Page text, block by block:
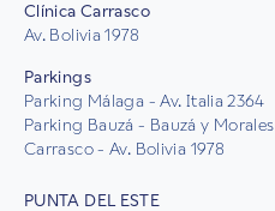
Clínica Carrasco
Av. Bolivia 1978
Parkings
Parking Málaga - Av. Italia 2364
Parking Bauzá - Bauzá y Morales
Carrasco - Av. Bolivia 1978
PUNTA DEL ESTE